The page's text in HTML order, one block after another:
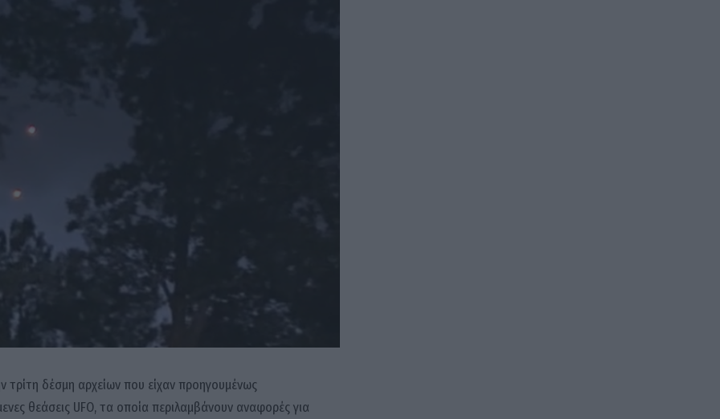
δέσμη αρχείων που είχαν προηγουμένως
θεάσεις UFO, τα οποία περιλαμβάνουν αναφορές για